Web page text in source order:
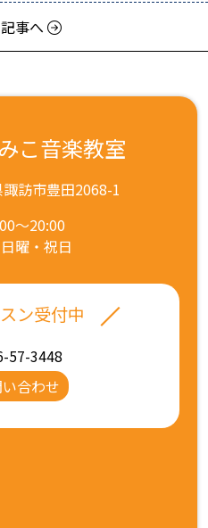
事へ
こ音楽教室
訪市豊田2068-1
～20:00
曜・祝日
ン受付中
57-3448
合わせ